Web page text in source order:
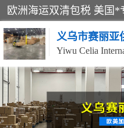
义乌市赛丽亚
美森快船